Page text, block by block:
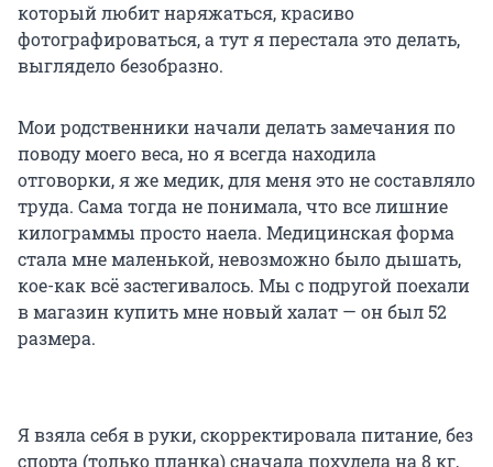
который любит наряжаться, красиво
фотографироваться, а тут я перестала это делать,
выглядело безобразно.
Мои родственники начали делать замечания по
поводу моего веса, но я всегда находила
отговорки, я же медик, для меня это не составляло
труда. Сама тогда не понимала, что все лишние
килограммы просто наела. Медицинская форма
стала мне маленькой, невозможно было дышать,
кое-как всё застегивалось. Мы с подругой поехали
в магазин купить мне новый халат — он был 52
размера.
Я взяла себя в руки, скорректировала питание, без
спорта (только планка) сначала похудела на 8 кг,